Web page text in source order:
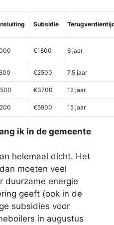
Subsidie
€1800 6 jaar
€2500 7,5 jaar
€3700 12 jaar
€5900 15 jaar
ik in de gemeente
helemaal dicht. Het
moeten veel
duurzame energie
geeft (ook in de
subsidies voor
in augustus